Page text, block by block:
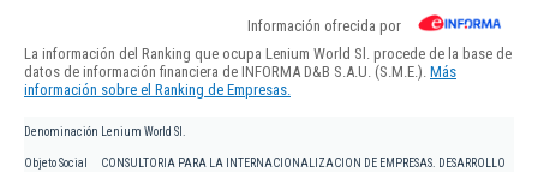
Información ofrecida por
La información del Ranking que ocupa Lenium World Sl. procede de la base de
datos de información financiera de INFORMA D&B S.A.U. (S.M.E.). Más
información sobre el Ranking de Empresas.
Denominación Lenium World Sl.
Objeto Social
CONSULTORIA PARA LA INTERNACIONALIZACION DE EMPRESAS. DESARROLLO